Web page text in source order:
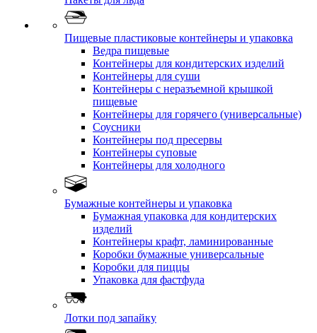
Пищевые пластиковые контейнеры и упаковка
Ведра пищевые
Контейнеры для кондитерских изделий
Контейнеры для суши
Контейнеры с неразъемной крышкой
пищевые
Контейнеры для горячего (универсальные)
Соусники
Контейнеры под пресервы
Контейнеры суповые
Контейнеры для холодного
Бумажные контейнеры и упаковка
Бумажная упаковка для кондитерских
изделий
Контейнеры крафт, ламинированные
Коробки бумажные универсальные
Коробки для пиццы
Упаковка для фастфуда
Лотки под запайку